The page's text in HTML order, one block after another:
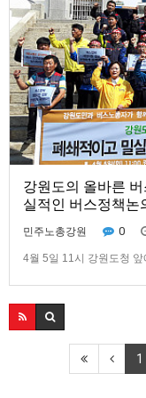
강원도의 올바른
실적인 버스정책논
민주노총강원 0
4월 5일 11시 강원도청
연구사업’(이하 연구용역
의 내용은 버스업체의 경
1